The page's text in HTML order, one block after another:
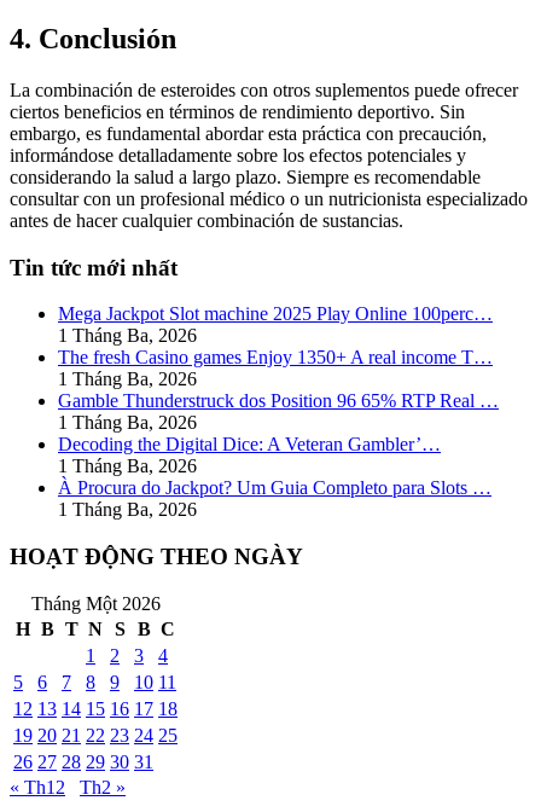
4. Conclusión
La combinación de esteroides con otros suplementos puede ofrecer
ciertos beneficios en términos de rendimiento deportivo. Sin
embargo, es fundamental abordar esta práctica con precaución,
informándose detalladamente sobre los efectos potenciales y
considerando la salud a largo plazo. Siempre es recomendable
consultar con un profesional médico o un nutricionista especializado
antes de hacer cualquier combinación de sustancias.
Tin tức mới nhất
Mega Jackpot Slot machine 2025 Play Online 100perc…
1 Tháng Ba, 2026
The fresh Casino games Enjoy 1350+ A real income T…
1 Tháng Ba, 2026
Gamble Thunderstruck dos Position 96 65% RTP Real …
1 Tháng Ba, 2026
Decoding the Digital Dice: A Veteran Gambler’…
1 Tháng Ba, 2026
À Procura do Jackpot? Um Guia Completo para Slots …
1 Tháng Ba, 2026
HOẠT ĐỘNG THEO NGÀY
Tháng Một 2026
H B T N S B C
1
2 3
4
5
6 7 8 9 10 11
12 13 14 15 16 17 18
19 20 21 22 23 24 25
26 27 28 29 30 31
« Th12
Th2 »